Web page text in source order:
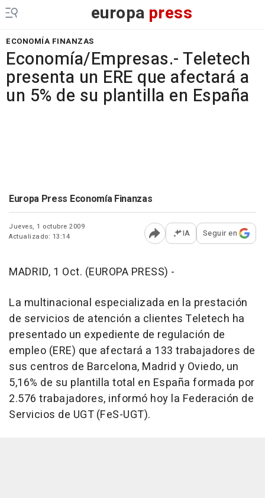
europa press
ECONOMÍA FINANZAS
Economía/Empresas.- Teletech
presenta un ERE que afectará a
un 5% de su plantilla en España
Europa Press Economía Finanzas
Jueves, 1 octubre 2009
Actualizado: 13:14
Abrir opciones para
IA Seguir en
MADRID, 1 Oct. (EUROPA PRESS) -
La multinacional especializada en la prestación
de servicios de atención a clientes Teletech ha
presentado un expediente de regulación de
empleo (ERE) que afectará a 133 trabajadores de
sus centros de Barcelona, Madrid y Oviedo, un
5,16% de su plantilla total en España formada por
2.576 trabajadores, informó hoy la Federación de
Servicios de UGT (FeS-UGT).